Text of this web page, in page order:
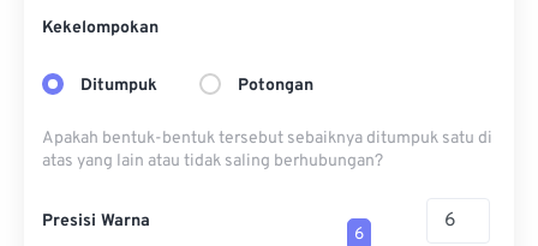
Kekelompokan
Ditumpuk Potongan
Apakah bentuk-bentuk tersebut sebaiknya ditumpuk satu di
atas yang lain atau tidak saling berhubungan?
Presisi Warna
6